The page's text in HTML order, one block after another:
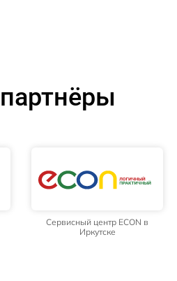
Сервисный центр ECON в
Иркутске